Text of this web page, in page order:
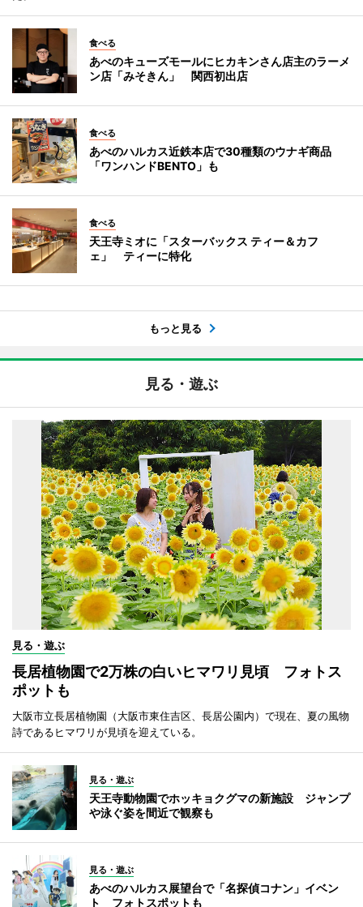
食べる
あべのキューズモールにヒカキンさん店主のラーメ
ン店「みそきん」 関西初出店
食べる
あべのハルカス近鉄本店で30種類のウナギ商品
「ワンハンドBENTO」も
食べる
天王寺ミオに「スターバックス ティー＆カフ
ェ」 ティーに特化
もっと見る
見る・遊ぶ
見る・遊ぶ
長居植物園で2万株の白いヒマワリ見頃 フォトス
ポットも
大阪市立長居植物園（大阪市東住吉区、長居公園内）で現在、夏の風物
詩であるヒマワリが見頃を迎えている。
見る・遊ぶ
天王寺動物園でホッキョクグマの新施設 ジャンプ
や泳ぐ姿を間近で観察も
見る・遊ぶ
あべのハルカス展望台で「名探偵コナン」イベン
ト フォトスポットも